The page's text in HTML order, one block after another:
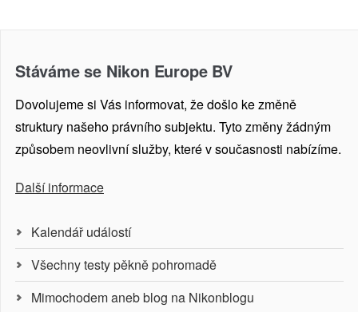
Stáváme se Nikon Europe BV
Dovolujeme si Vás informovat, že došlo ke změně
struktury našeho právního subjektu. Tyto změny žádným
způsobem neovlivní služby, které v současnosti nabízíme.
Další informace
Kalendář událostí
Všechny testy pěkně pohromadě
Mimochodem aneb blog na Nikonblogu